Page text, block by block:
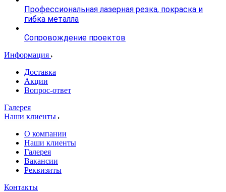
Профессиональная лазерная резка, покраска и
гибка металла
Сопровождение проектов
Информация
Доставка
Акции
Вопрос-ответ
Галерея
Наши клиенты
О компании
Наши клиенты
Галерея
Вакансии
Реквизиты
Контакты